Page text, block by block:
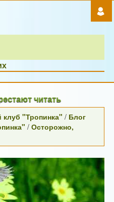
читать
клуб "Тропинка" / Блог
/Осторожно,